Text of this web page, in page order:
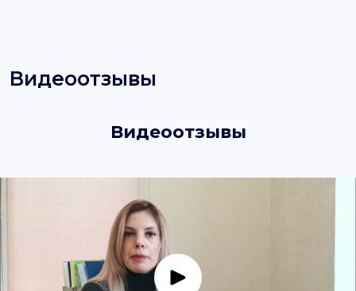
Видеоотзывы
Видеоотзывы